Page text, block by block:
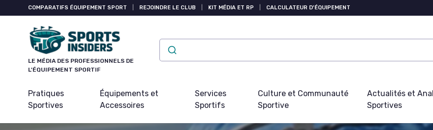
COMPARATIFS ÉQUIPEMENT SPORT REJOINDRE LE CLUB KIT MÉDIA ET RP CALCULATEUR D'ÉQUIPEMENT
LE MÉDIA DES PROFESSIONNELS DE
L'ÉQUIPEMENT SPORTIF
Pratiques
Sportives
Équipements et
Accessoires
Services
Sportifs
Culture et Communauté
Sportive
Actualités et
Sportives
Panneau de gestion des cookies